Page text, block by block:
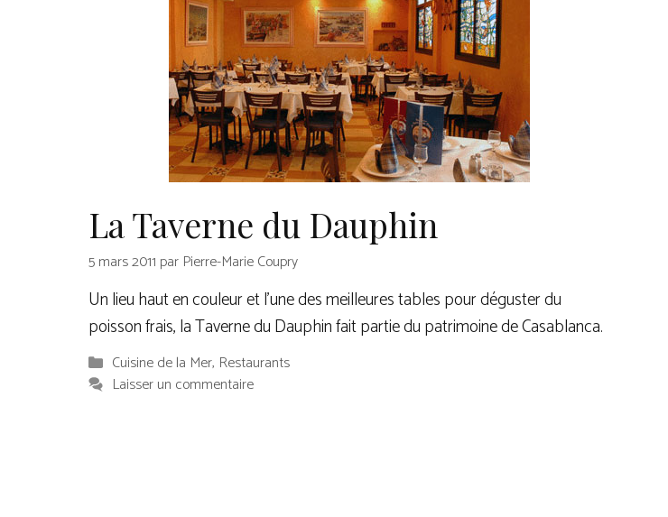
La Taverne du Dauphin
5 mars 2011 par Pierre-Marie Coupry
Un lieu haut en couleur et l’une des meilleures tables pour déguster du
poisson frais, la Taverne du Dauphin fait partie du patrimoine de Casablanca.
Catégories
Cuisine de la Mer, Restaurants
Laisser un commentaire